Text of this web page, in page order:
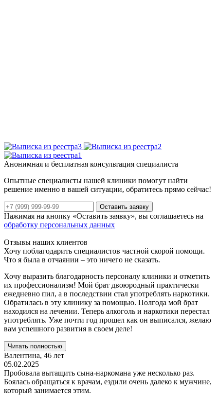
Анонимная и бесплатная консультация специалиста
Опытные специалисты нашей клиники помогут найти
решение именно в вашей ситуации, обратитесь прямо сейчас!
Оставить заявку
Нажимая на кнопку «Оставить заявку», вы соглашаетесь на
обработку персональных данных
Отзывы наших клиентов
Хочу поблагодарить специалистов частной скорой помощи.
Что я была в отчаянии – это ничего не сказать.
Хочу выразить благодарность персоналу клиники и отметить
их профессионализм! Мой брат двоюродный практически
ежедневно пил, а в последствии стал употреблять наркотики.
Обратилась в эту клинику за помощью. Полгода мой брат
находился на лечении. Теперь алкоголь и наркотики перестал
употреблять. Уже почти год прошел как он выписался, желаю
вам успешного развития в своем деле!
Читать полностью
Валентина, 46 лет
05.02.2025
Пробовала вытащить сына-наркомана уже несколько раз.
Боялась обращаться к врачам, ездили очень далеко к мужчине,
который занимается этим.